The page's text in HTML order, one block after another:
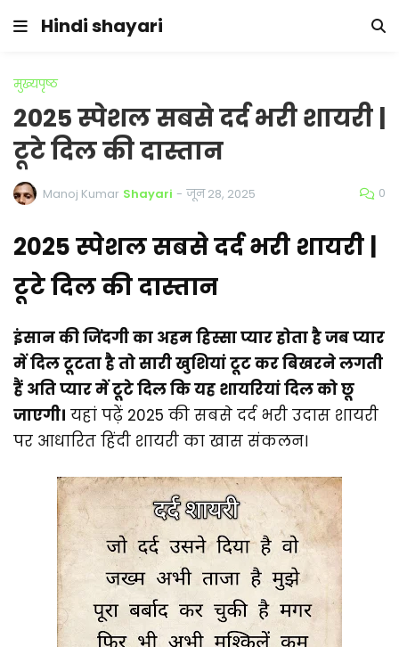
Hindi shayari
मुख्यपृष्ठ
2025 स्पेशल सबसे दर्द भरी शायरी |
टूटे दिल की दास्तान
Manoj Kumar Shayari - जून 28, 2025 0
2025 स्पेशल सबसे दर्द भरी शायरी |
टूटे दिल की दास्तान
इंसान की जिंदगी का अहम हिस्सा प्यार होता है जब प्यार
में दिल टूटता है तो सारी खुशियां टूट कर बिखरने लगती
हैं अति प्यार में टूटे दिल कि यह शायरियां दिल को छू
जाएगी। यहां पढ़ें 2025 की सबसे दर्द भरी उदास शायरी
पर आधारित हिंदी शायरी का खास संकलन।